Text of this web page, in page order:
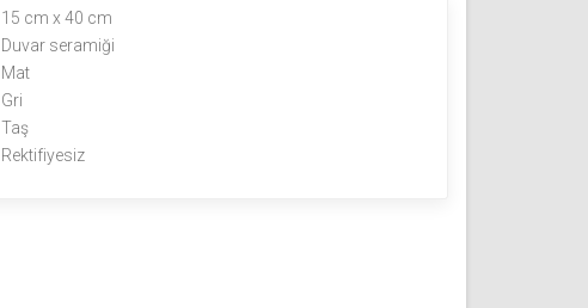
15 cm x 40 cm
Duvar seramiği
Mat
Gri
Taş
Rektifiyesiz